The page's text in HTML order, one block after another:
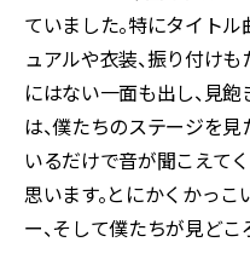
ていました。特にタイトル
ュアルや衣装、振り付け
にはない一面も出し、見
は、僕たちのステージを
いるだけで音が聞こえて
思います。とにかくかっこ
ー、そして僕たちが見どこ